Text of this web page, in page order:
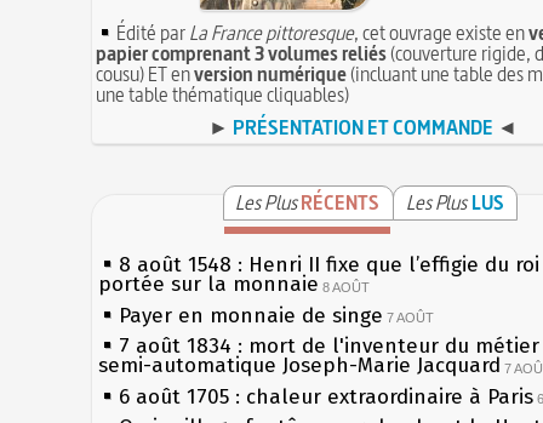
Édité parLa France pittoresque, cet ouvrage existe en
papier comprenant 3 volumes reliés(couverture rigide,
cousu) ET enversion numérique(incluant une table des
une table thématique cliquables)
► PRÉSENTATION ET COMMANDE ◄
Les PlusRÉCENTS Les Plus LUS
8 août 1548 : Henri II fixe que l’effigie du
portée sur la monnaie 8 AOÛT
Payer en monnaie de singe 7 AOÛT
7 août 1834 : mort de l'inventeur du
semi-automatique Joseph-Marie Jacquard 7
6 août 1705 : chaleur extraordinaire à Paris